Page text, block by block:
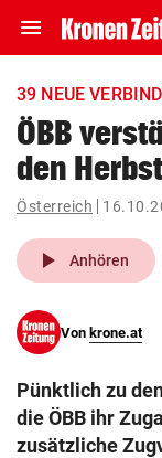
menu Navigation
ein-/
account_circle Anmelden
pin_drop
Wien
search
eingeben
39 NEUE
ÖBB
den
Österreich
play_arrow Anhören
Von krone.at
Pünktlich zu
die ÖBB ihr
zusätzliche